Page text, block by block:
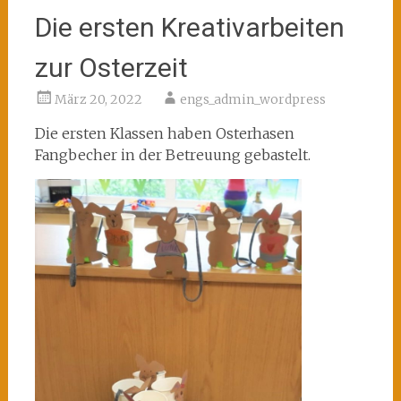
Die ersten Kreativarbeiten
zur Osterzeit
März 20, 2022 engs_admin_wordpress
Die ersten Klassen haben Osterhasen
Fangbecher in der Betreuung gebastelt.